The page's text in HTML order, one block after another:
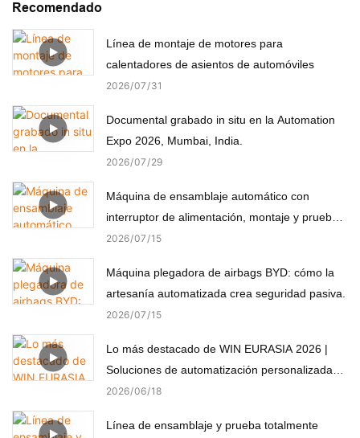
Recomendado
Línea de montaje de motores para
calentadores de asientos de automóviles
2026 07 31
Documental grabado in situ en la Automation
Expo 2026, Mumbai, India.
2026 07 29
Máquina de ensamblaje automático con
interruptor de alimentación, montaje y prueba
automáticos
2026 07 15
Máquina plegadora de airbags BYD: cómo la
artesanía automatizada crea seguridad pasiva.
2026 07 15
Lo más destacado de WIN EURASIA 2026 |
Soluciones de automatización personalizadas
para electrónica, automoción, medicina y
2026 06 18
Línea de ensamblaje y prueba totalmente